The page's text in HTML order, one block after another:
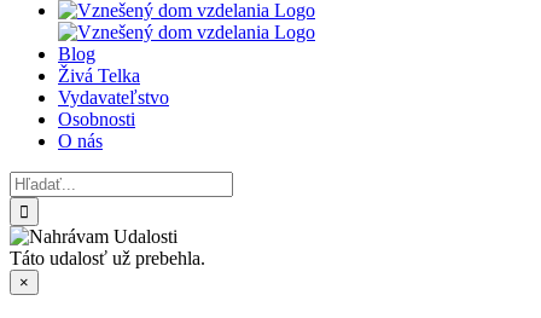
Blog
Živá Telka
Vydavateľstvo
Osobnosti
O nás
Hľadať:
Táto udalosť už prebehla.
×